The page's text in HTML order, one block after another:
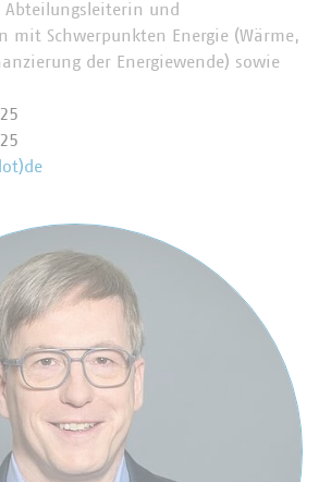
Abteilungsleiterin und
mit Schwerpunkten Energie (Wärme,
der Energiewende) sowie